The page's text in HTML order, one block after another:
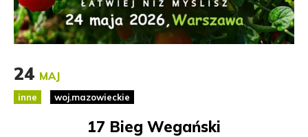
24 MAJ
inne woj.mazowieckie
17 Bieg Wegański